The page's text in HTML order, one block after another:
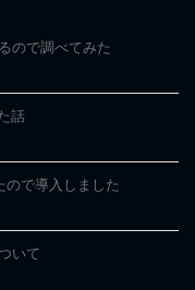
ので調べてみた
話
ので導入しました
いて